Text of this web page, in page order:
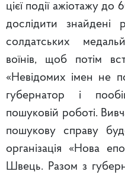
цієї події ажіотажу
дослідити знайдені
солдатських
воїнів, щоб потім
«Невідомих імен не
губернатор і
пошуковій роботі.
пошукову справу
організація «Нова
Швець. Разом з